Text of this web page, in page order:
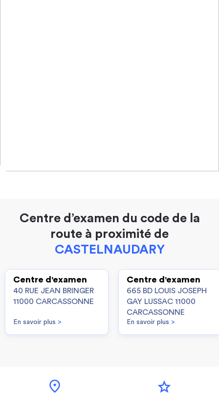
Centre d’examen du code de la
route à proximité de
CASTELNAUDARY
Centre d'examen
40 RUE JEAN BRINGER
11000 CARCASSONNE
En savoir plus >
Centre d'examen
665 BD LOUIS JOSEPH
GAY LUSSAC 11000
CARCASSONNE
En savoir plus >
location_on star